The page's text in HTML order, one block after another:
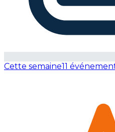
Cette semaine11